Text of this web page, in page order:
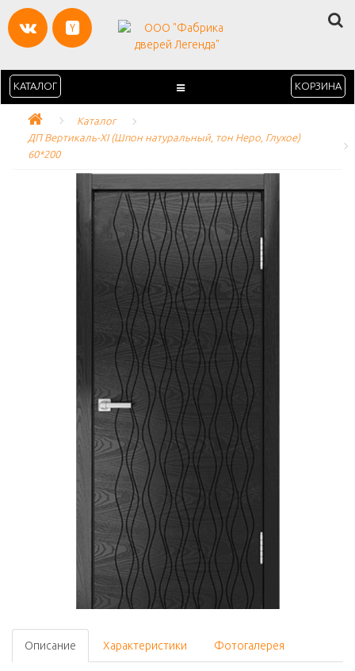
КАТАЛОГ КОРЗИНА
Каталог
ДП Вертикаль-XI (Шпон натуральный, тон Неро, Глухое)
60*200
Описание Характеристики Фотогалерея